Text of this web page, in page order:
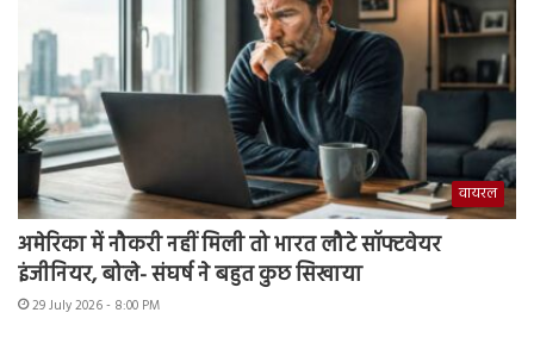
वायरल
अमेरिका में नौकरी नहीं मिली तो भारत लौटे सॉफ्टवेयर
इंजीनियर, बोले- संघर्ष ने बहुत कुछ सिखाया
29 July 2026 - 8:00 PM